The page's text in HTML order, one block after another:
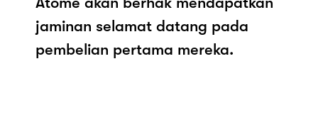
jaminan selamat datang pada
pembelian pertama mereka.